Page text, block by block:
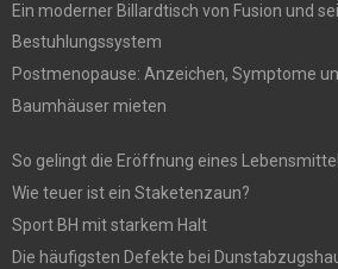
Ein moderner Billardtisch von Fusion und
Bestuhlungssystem
Postmenopause: Anzeichen, Symptome
Baumhäuser mieten
So gelingt die Eröffnung eines
Wie teuer ist ein Staketenzaun?
Sport BH mit starkem Halt
Die häufigsten Defekte bei